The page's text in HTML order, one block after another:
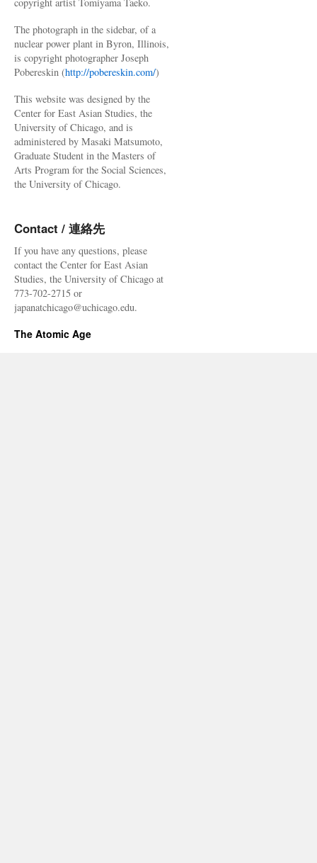
The photograph in the sidebar, of a
nuclear power plant in Byron, Illinois,
is copyright photographer Joseph
Pobereskin (http://pobereskin.com/)
This website was designed by the
Center for East Asian Studies, the
University of Chicago, and is
administered by Masaki Matsumoto,
Graduate Student in the Masters of
Arts Program for the Social Sciences,
the University of Chicago.
Contact / 連絡先
If you have any questions, please
contact the Center for East Asian
Studies, the University of Chicago at
773-702-2715 or
japanatchicago@uchicago.edu.
The Atomic Age